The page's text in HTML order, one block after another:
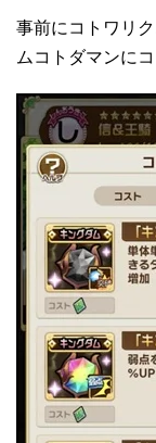
事前にコトワリ
ムコトダマンに